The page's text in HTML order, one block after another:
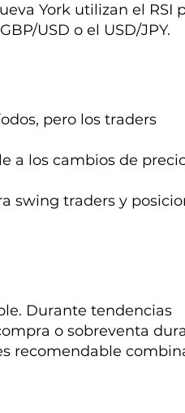
York utilizan el RSI
USD o el USD/JPY.
pero los traders
a los cambios de
swing traders y
Durante tendencias
o sobreventa
recomendable